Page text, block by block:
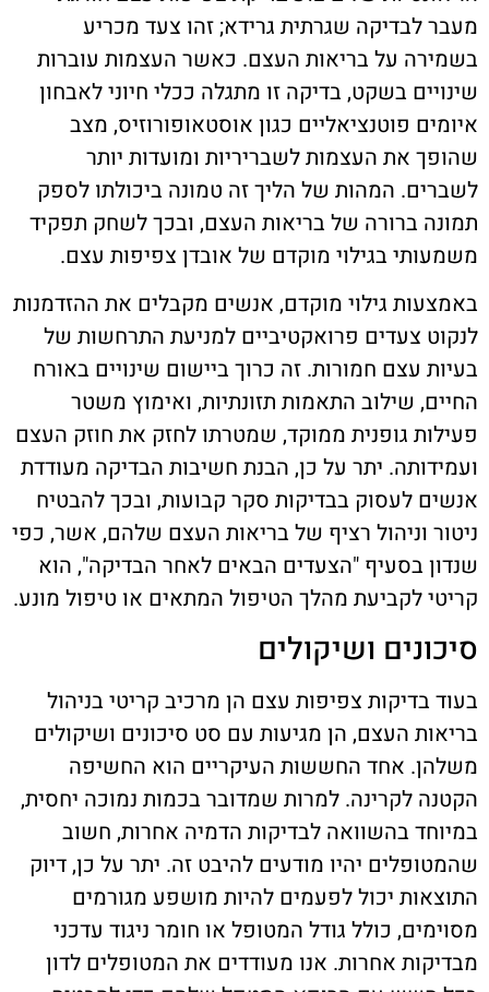
מעבר לבדיקה שגרתית גרידא; זהו צעד מכריע
בשמירה על בריאות העצם. כאשר העצמות עוברות
שינויים בשקט, בדיקה זו מתגלה ככלי חיוני לאבחון
איומים פוטנציאליים כגון אוסטאופורוזיס, מצב
שהופך את העצמות לשבריריות ומועדות יותר
לשברים. המהות של הליך זה טמונה ביכולתו לספק
תמונה ברורה של בריאות העצם, ובכך לשחק תפקיד
משמעותי בגילוי מוקדם של אובדן צפיפות עצם.
באמצעות גילוי מוקדם, אנשים מקבלים את ההזדמנות
לנקוט צעדים פרואקטיביים למניעת התרחשות של
בעיות עצם חמורות. זה כרוך ביישום שינויים באורח
החיים, שילוב התאמות תזונתיות, ואימוץ משטר
פעילות גופנית ממוקד, שמטרתו לחזק את חוזק העצם
ועמידותה. יתר על כן, הבנת חשיבות הבדיקה מעודדת
אנשים לעסוק בבדיקות סקר קבועות, ובכך להבטיח
ניטור וניהול רציף של בריאות העצם שלהם, אשר, כפי
שנדון בסעיף "הצעדים הבאים לאחר הבדיקה", הוא
קריטי לקביעת מהלך הטיפול המתאים או טיפול מונע.
סיכונים ושיקולים
בעוד בדיקות צפיפות עצם הן מרכיב קריטי בניהול
בריאות העצם, הן מגיעות עם סט סיכונים ושיקולים
משלהן. אחד החששות העיקריים הוא החשיפה
הקטנה לקרינה. למרות שמדובר בכמות נמוכה יחסית,
במיוחד בהשוואה לבדיקות הדמיה אחרות, חשוב
שהמטופלים יהיו מודעים להיבט זה. יתר על כן, דיוק
התוצאות יכול לפעמים להיות מושפע מגורמים
מסוימים, כולל גודל המטופל או חומר ניגוד עדכני
מבדיקות אחרות. אנו מעודדים את המטופלים לדון